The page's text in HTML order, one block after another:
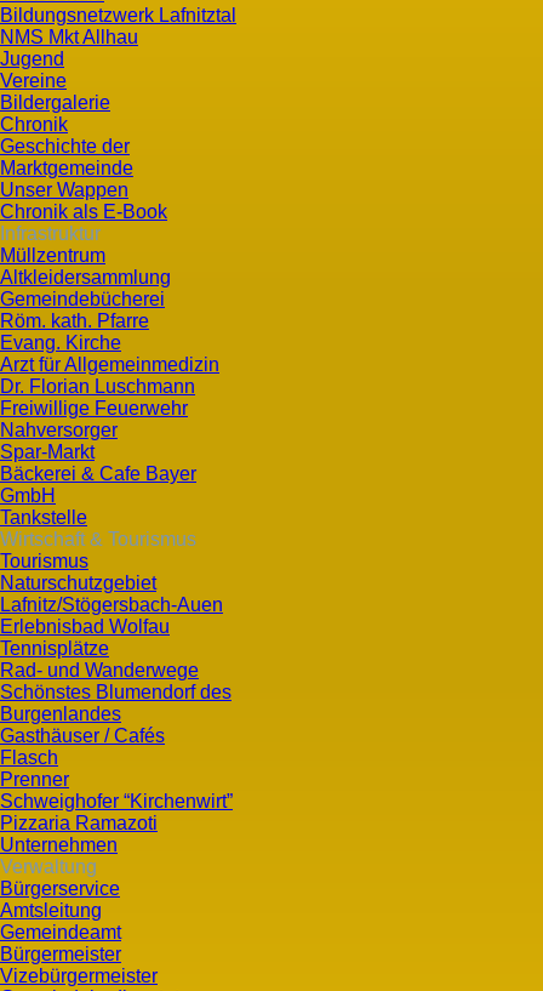
Bildungsnetzwerk Lafnitztal
NMS Mkt Allhau
Jugend
Vereine
Bildergalerie
Chronik
Geschichte der
Marktgemeinde
Unser Wappen
Chronik als E-Book
Infrastruktur
Müllzentrum
Altkleidersammlung
Gemeindebücherei
Röm. kath. Pfarre
Evang. Kirche
Arzt für Allgemeinmedizin
Dr. Florian Luschmann
Freiwillige Feuerwehr
Nahversorger
Spar-Markt
Bäckerei & Cafe Bayer
GmbH
Tankstelle
Wirtschaft & Tourismus
Tourismus
Naturschutzgebiet
Lafnitz/Stögersbach-Auen
Erlebnisbad Wolfau
Tennisplätze
Rad- und Wanderwege
Schönstes Blumendorf des
Burgenlandes
Gasthäuser / Cafés
Flasch
Prenner
Schweighofer “Kirchenwirt”
Pizzaria Ramazoti
Unternehmen
Verwaltung
Bürgerservice
Amtsleitung
Gemeindeamt
Bürgermeister
Vizebürgermeister